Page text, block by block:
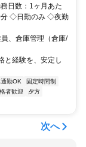
日数：1ヶ月あた
分 ◇日勤のみ ◇夜勤
、倉庫管理（倉庫/
を、安定し
勤OK
固定時間制
者歓迎
夕方
次へ